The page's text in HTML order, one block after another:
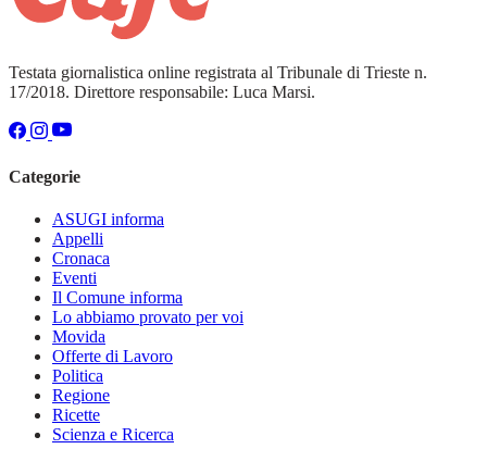
Testata giornalistica online registrata al Tribunale di Trieste n.
17/2018. Direttore responsabile: Luca Marsi.
Categorie
ASUGI informa
Appelli
Cronaca
Eventi
Il Comune informa
Lo abbiamo provato per voi
Movida
Offerte di Lavoro
Politica
Regione
Ricette
Scienza e Ricerca